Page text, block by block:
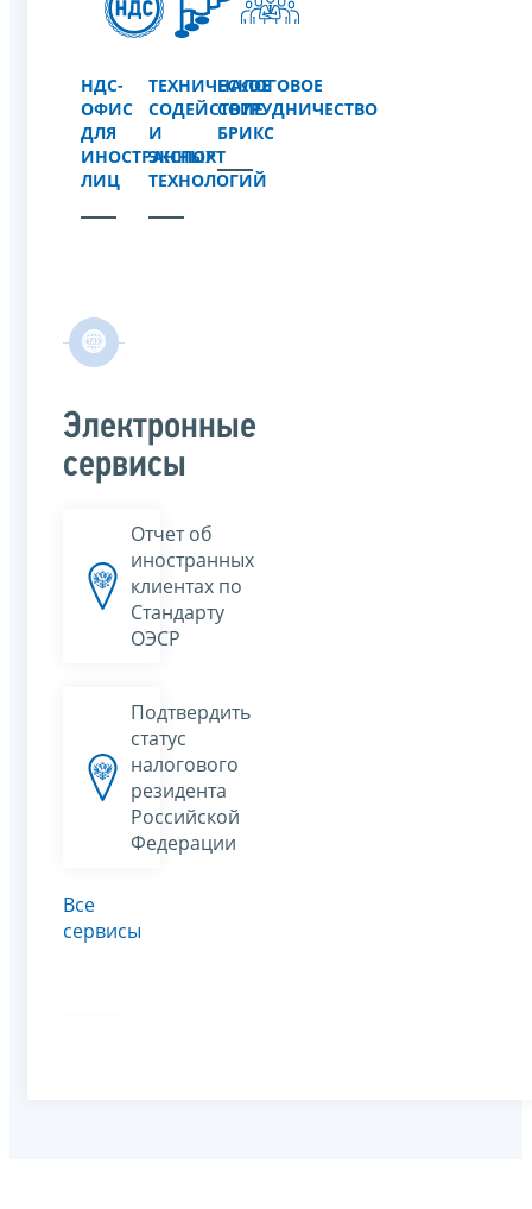
НДС-
ОФИС
ДЛЯ
ИНОСТРАННЫХ
ЛИЦ
ТЕХНИЧЕСКОЕ
СОДЕЙСТВИЕ
И
ЭКСПОРТ
ТЕХНОЛОГИЙ
НАЛОГОВОЕ
СОТРУДНИЧЕСТВО
БРИКС
Электронные
сервисы
Отчет об
иностранных
клиентах по
Стандарту
ОЭСР
Подтвердить
статус
налогового
резидента
Российской
Федерации
Все
сервисы